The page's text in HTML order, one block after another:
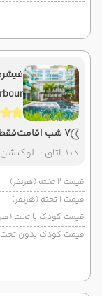
7 شب اقامت
دید اتاق :-
قیمت 2 تخته (هرنفر)
قیمت 1 تخته (هرنفر)
قیمت کودک با تخت
قیمت کودک بدون تخت